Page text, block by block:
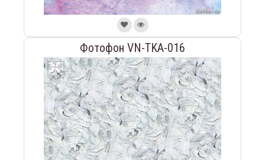
Фотофон VN-TKA-016